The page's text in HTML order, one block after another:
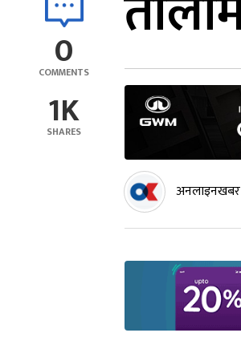
0
COMMENTS
1K
SHARES
अनलाइनखबर